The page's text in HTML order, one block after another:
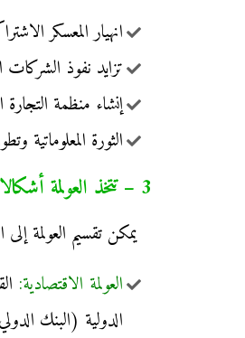
انهيار المعسكر
تزايد نفوذ الشركات
إنشاء منظمة التجارة
الثورة المعلوماتية
3 – تتخذ العولمة أشكالا متعددة:
يمكن تقسيم العولمة إلى
العولمة الاقتصادية:
الدولية (البنك